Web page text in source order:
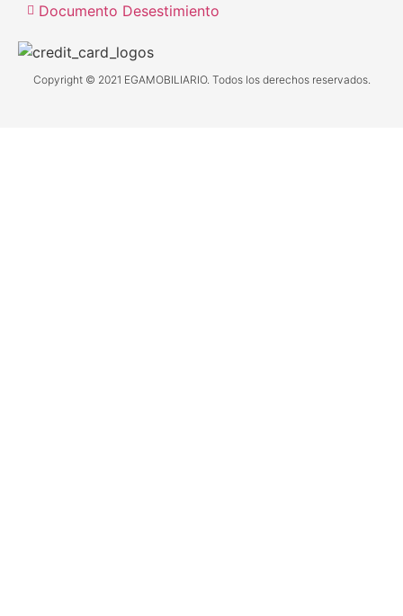
Documento Desestimiento
Copyright © 2021 EGAMOBILIARIO. Todos los derechos reservados.